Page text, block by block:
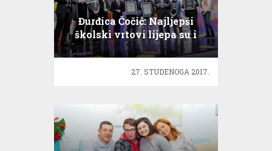
Đurđica Čočić: Najljepši
školski vrtovi lijepa su i
uspješna priča
27. STUDENOGA 2017.